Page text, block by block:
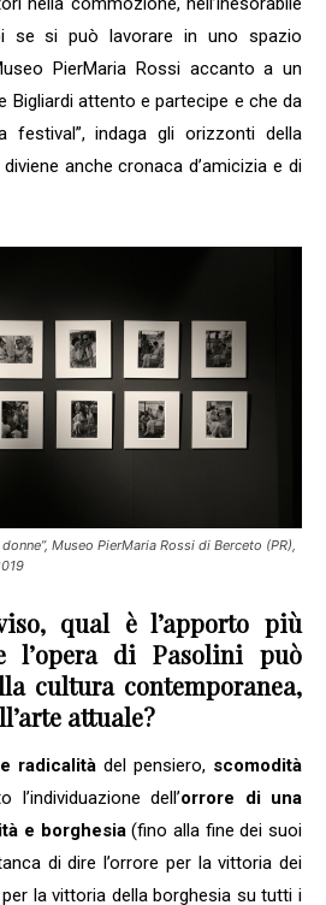
se si può lavorare in uno spazio
PierMaria Rossi accanto a un
Bigliardi attento e partecipe e che da
festival”, indaga gli orizzonti della
anche cronaca d’amicizia e di
Museo PierMaria Rossi di Berceto (PR),
qual è l’apporto più
l’opera di Pasolini può
cultura contemporanea,
attuale?
radicalità del pensiero, scomodità
dell’orrore di una
e borghesia(fino alla fine dei suoi
di dire l’orrore per la vittoria dei
la vittoria della borghesia su tutti i